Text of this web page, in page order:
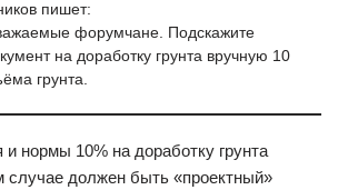
пишет:
форумчане. Подскажите
на доработку грунта вручную 10
грунта.
и нормы 10% на доработку грунта
случае должен быть «проектный»